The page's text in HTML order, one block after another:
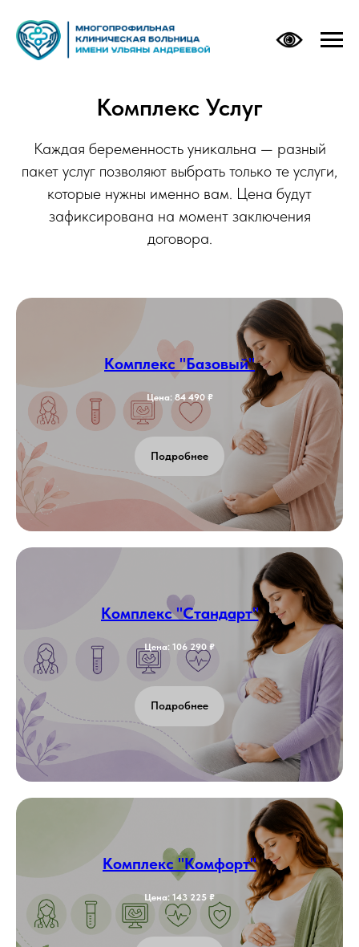
Комплекс Услуг
Каждая беременность уникальна — разный
пакет услуг позволяют выбрать только те услуги,
которые нужны именно вам. Цена будут
зафиксирована на момент заключения
договора.
Комплекс "Базовый"
Цена: 84 490 ₽
Подробнее
Комплекс "Стандарт"
Цена: 106 290 ₽
Подробнее
Комплекс "Комфорт"
Цена: 143 225 ₽